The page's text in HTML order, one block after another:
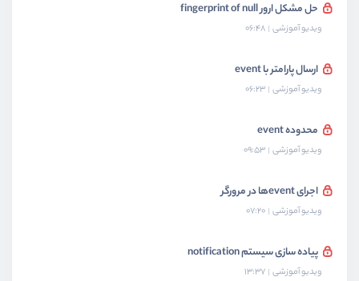
حل مشکل ارور fingerprint of null
ویدیو آموزشی 06:48
ارسال پارامتر با event
ویدیو آموزشی 06:23
محدوده event
ویدیو آموزشی 09:53
اجرای eventها در مرورگر
ویدیو آموزشی 07:20
پیاده سازی سیستم notification
ویدیو آموزشی 13:37